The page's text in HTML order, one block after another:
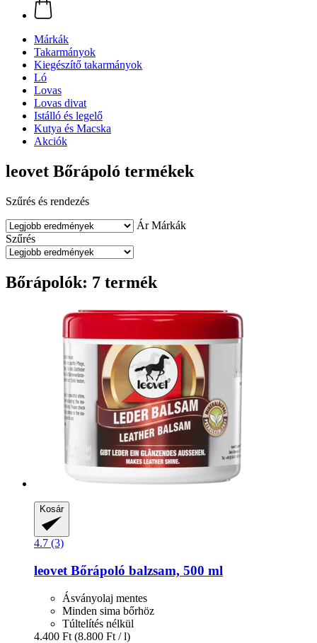
Márkák
Takarmányok
Kiegészítő takarmányok
Ló
Lovas
Lovas divat
Istálló és legelő
Kutya és Macska
Akciók
leovet Bőrápoló termékek
Szűrés és rendezés
Ár Márkák
Szűrés
Bőrápolók: 7 termék
Kosár
4.7 (3)
leovet Bőrápoló balzsam, 500 ml
Ásványolaj mentes
Minden sima bőrhöz
Túltelítés nélkül
4.400 Ft (8.800 Ft / l)